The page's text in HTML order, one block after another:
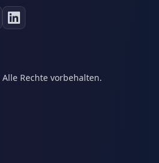
Rechte vorbehalten.